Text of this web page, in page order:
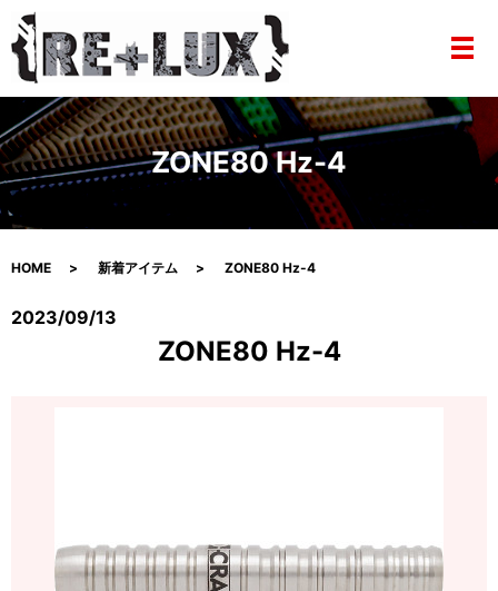
メ
ZONE80 Hz-4
HOME 新着アイテム ZONE80 Hz-4
2023/09/13
ZONE80 Hz-4